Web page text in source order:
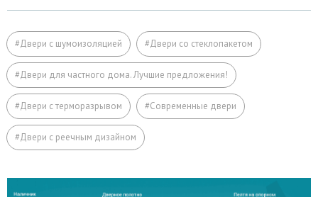
Подъём на этаж (если дверь не проходит по размеру в лифт)
Расширение дверного проема
Отделка
Заделка швов монтажной пеной
Откосы (изнутри помещения)
Вывод звонков
Перенос звонка
#Двери с шумоизоляцией #Двери со стеклопакетом
#Двери для частного дома. Лучшие предложения!
#Двери с терморазрывом #Современные двери
#Двери с реечным дизайном